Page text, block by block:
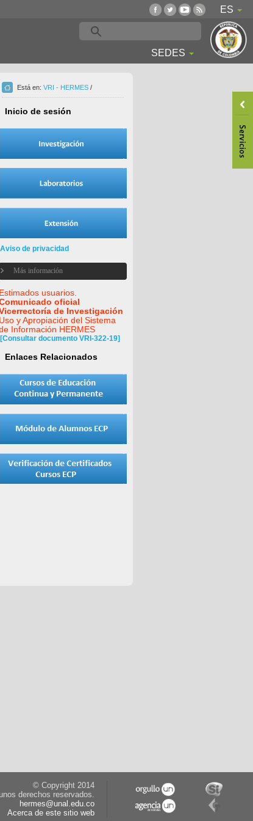
ES
SEDES
Está en: VRI - HERMES /
Inicio de sesión
Aviso de privacidad
Más información
Estimados usuarios.
oficial
de Investigación
Uso y Apropiación del Sistema
Información HERMES
[Consultar documento VRI-322-19]
Enlaces Relacionados
© Copyright 2014
derechos reservados.
hermes@unal.edu.co
Acerca de este sitio web